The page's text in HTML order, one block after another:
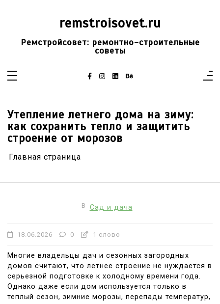
remstroisovet.ru
Ремстройсовет: ремонтно-строительные
советы
Утепление летнего дома на зиму:
как сохранить тепло и защитить
строение от морозов
Главная страница
В Сад и дача
18.06.2026 0 1 слово
Многие владельцы дач и сезонных загородных
домов считают, что летнее строение не нуждается в
серьезной подготовке к холодному времени года.
Однако даже если дом используется только в
теплый сезон, зимние морозы, перепады температур,